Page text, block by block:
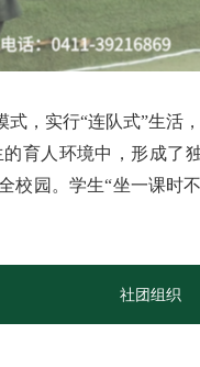
，实行“连队式”生活
育人环境中，形成
园。学生“坐一课
社团组织